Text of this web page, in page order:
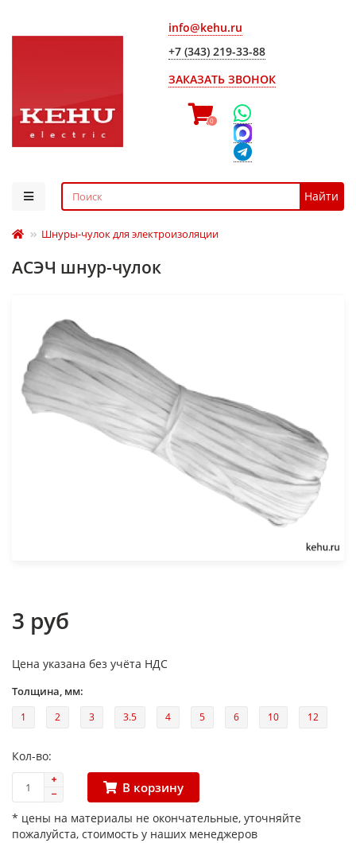
info@kehu.ru
+7 (343) 219-33-88
ЗАКАЗАТЬ ЗВОНОК
0
Найти
Шнуры-чулок для электроизоляции
АСЭЧ шнур-чулок
3 руб
Цена указана без учёта НДС
Толщина, мм:
1 2 3 3.5 4 5 6 10 12
Кол-во:
В корзину
* цены на материалы не окончательные, уточняйте
пожалуйста, стоимость у наших менеджеров